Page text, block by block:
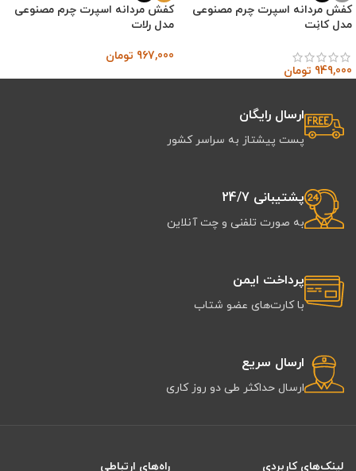
کفش مردانه اسپرت چرم مصنوعی
مدل کانِت
949,000 تومان
کفش مردانه اسپرت چرم مصنوعی
مدل رلات
967,000 تومان
ارسال رایگان
پست پیشتاز به سراسر کشور
پشتیبانی 24/7
به صورت تلفنی و چت آنلاین
پرداخت ایمن
با کارت‌های عضو شتاب
ارسال سریع
ارسال حداکثر طی دو روز کاری
لینک‌های کاربردی راه‌های ارتباطی